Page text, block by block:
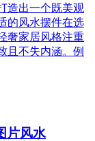
造出一个既美观
的风水摆件在选
奢家居风格注重
且不失内涵。例
片风水